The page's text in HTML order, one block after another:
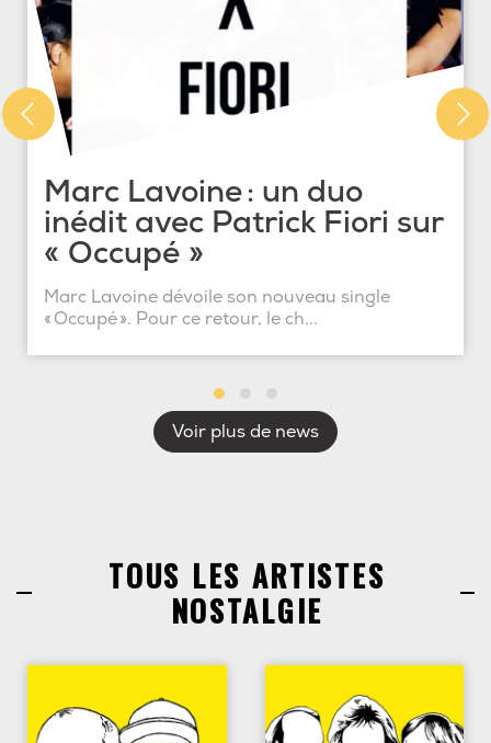
Marc Lavoine : un duo
inédit avec Patrick Fiori sur
« Occupé »
Marc Lavoine dévoile son nouveau single
« Occupé ». Pour ce retour, le ch...
Voir plus de news
TOUS LES ARTISTES
NOSTALGIE